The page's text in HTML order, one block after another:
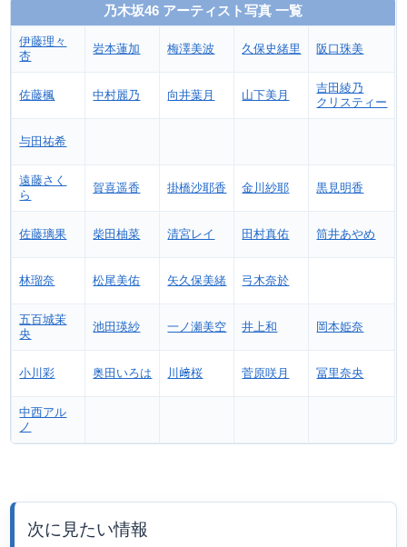
乃木坂46 アーティスト写真 一覧
伊藤理々
杏
岩本蓮加 梅澤美波 久保史緒里 阪口珠美
佐藤楓 中村麗乃 向井葉月 山下美月
吉田綾乃
クリスティー
与田祐希
遠藤さく
ら
賀喜遥香 掛橋沙耶香 金川紗耶 黒見明香
佐藤璃果 柴田柚菜 清宮レイ 田村真佑 筒井あやめ
林瑠奈 松尾美佑 矢久保美緒 弓木奈於
五百城茉
央
池田瑛紗 一ノ瀬美空 井上和 岡本姫奈
小川彩 奥田いろは 川﨑桜 菅原咲月 冨里奈央
中西アル
ノ
次に見たい情報